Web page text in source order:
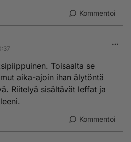
Kommentoi
Toisaalta se
aika-ajoin ihan älytöntä
Riitelyä sisältävät leffat ja
Kommentoi